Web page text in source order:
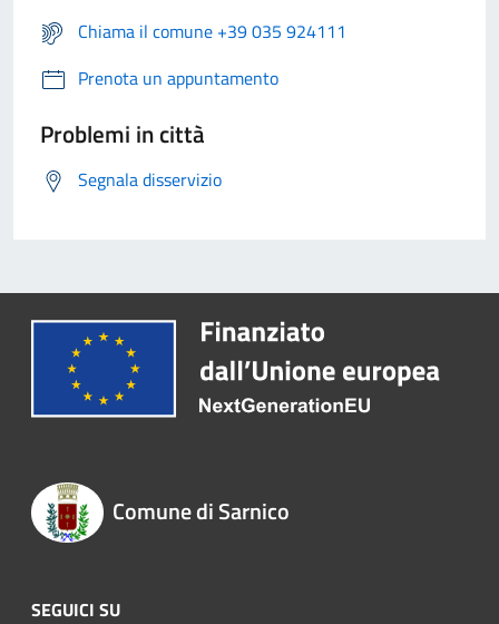
Chiama il comune +39 035 924111
Prenota un appuntamento
Problemi in città
Segnala disservizio
Comune di Sarnico
SEGUICI SU